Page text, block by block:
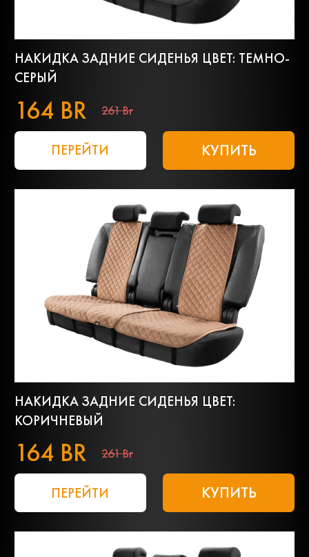
НАКИДКА ЗАДНИЕ СИДЕНЬЯ ЦВЕТ: ТЕМНО-
СЕРЫЙ
164 BR 261 Br
ПЕРЕЙТИ КУПИТЬ
НАКИДКА ЗАДНИЕ СИДЕНЬЯ ЦВЕТ:
КОРИЧНЕВЫЙ
164 BR 261 Br
ПЕРЕЙТИ КУПИТЬ